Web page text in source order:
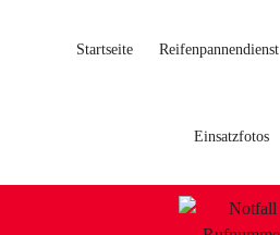
Startseite Reifenpannendienst
Einsatzfotos